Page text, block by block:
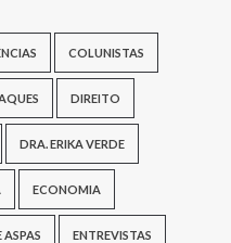
COLUNISTAS
DIREITO
DRA. ERIKA VERDE
ECONOMIA
ASPAS ENTREVISTAS